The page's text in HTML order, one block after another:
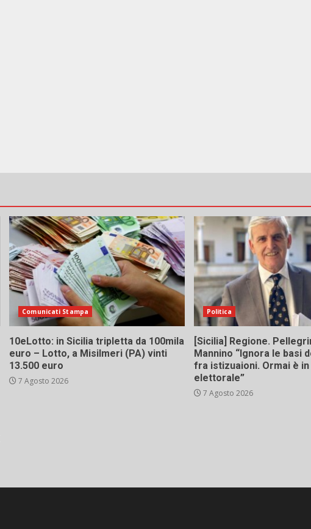
Comunicati Stampa
10eLotto: in Sicilia tripletta da 100mila
euro – Lotto, a Misilmeri (PA) vinti
13.500 euro
7 Agosto 2026
Politica
[Sicilia] Regione.
Mannino “Ignora le basi
fra istizuaioni. Ormai è in
elettorale”
7 Agosto 2026